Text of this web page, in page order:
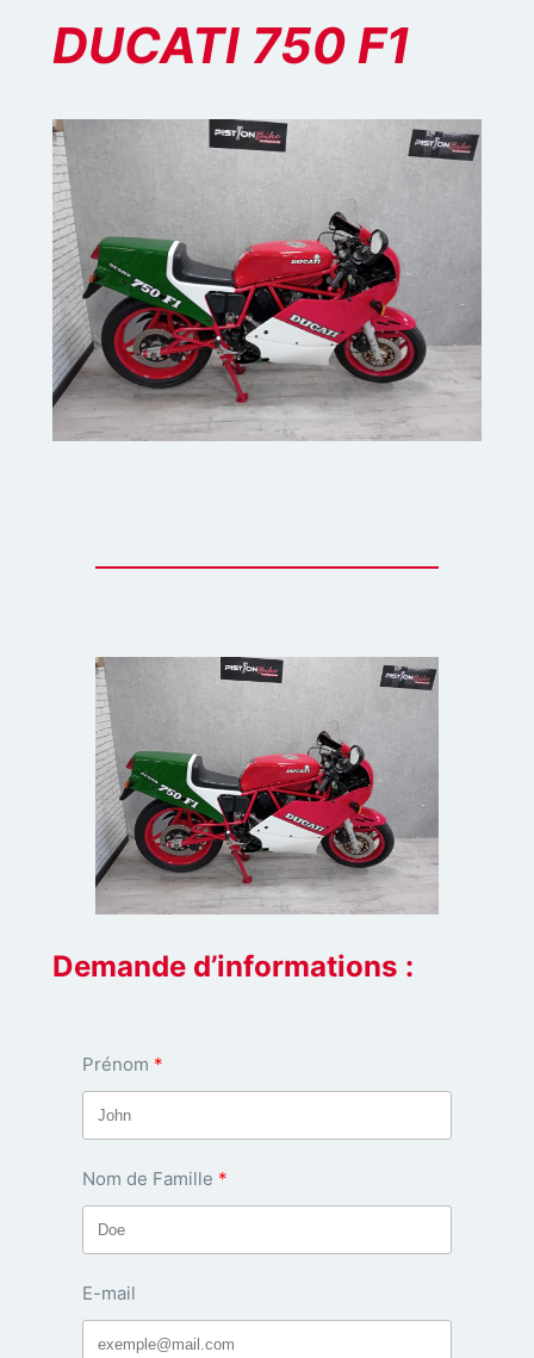
DUCATI 750 F1
Demande d’informations :
Prénom
Nom de Famille
E-mail